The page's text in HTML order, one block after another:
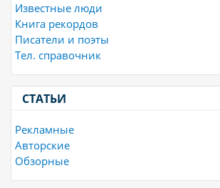
Известные люди
Книга рекордов
Писатели и поэты
Тел. справочник
СТАТЬИ
Рекламные
Авторские
Обзорные